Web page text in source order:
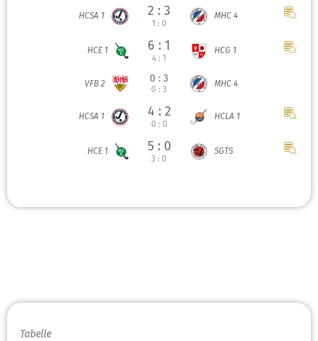
HCSA 1 2 : 3
1 : 0
MHC 4
HCE 1 6 : 1
4 : 1
HCG 1
VFB 2 0 : 3
0 : 3
MHC 4
HCSA 1 4 : 2
0 : 0
HCLA 1
HCE 1 5 : 0
3 : 0
SGTS
Tabelle